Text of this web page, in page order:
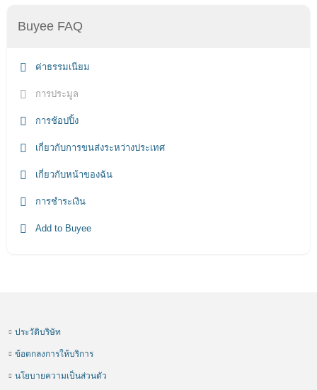
Buyee FAQ
ค่าธรรมเนียม
การประมูล
การช้อปปิ้ง
เกี่ยวกับการขนส่งระหว่างประเทศ
เกี่ยวกับหน้าของฉัน
การชำระเงิน
Add to Buyee
ประวัติบริษัท
ข้อตกลงการให้บริการ
นโยบายความเป็นส่วนตัว